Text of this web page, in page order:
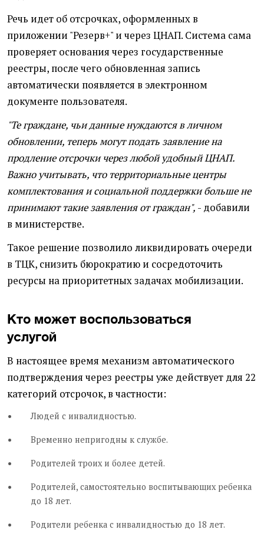
Речь идет об отсрочках, оформленных в
приложении "Резерв+" и через ЦНАП. Система сама
проверяет основания через государственные
реестры, после чего обновленная запись
автоматически появляется в электронном
документе пользователя.
"Те граждане, чьи данные нуждаются в личном
обновлении, теперь могут подать заявление на
продление отсрочки через любой удобный ЦНАП.
Важно учитывать, что территориальные центры
комплектования и социальной поддержки больше не
принимают такие заявления от граждан", - добавили
в министерстве.
Такое решение позволило ликвидировать очереди
в ТЦК, снизить бюрократию и сосредоточить
ресурсы на приоритетных задачах мобилизации.
Кто может воспользоваться
услугой
В настоящее время механизм автоматического
подтверждения через реестры уже действует для 22
категорий отсрочок, в частности:
Людей с инвалидностью.
Временно непригодны к службе.
Родителей троих и более детей.
Родителей, самостоятельно воспитывающих ребенка
до 18 лет.
Родители ребенка с инвалидностью до 18 лет.